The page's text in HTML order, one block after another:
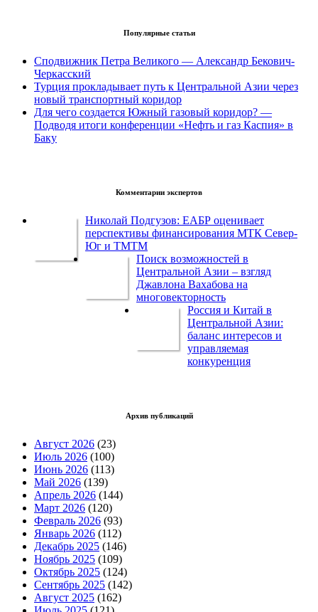
Популярные статьи
Сподвижник Петра Великого — Александр Бекович-
Черкасский
Турция прокладывает путь к Центральной Азии через
новый транспортный коридор
Для чего создается Южный газовый коридор? —
Подводя итоги конференции «Нефть и газ Каспия» в
Баку
Комментарии экспертов
Николай Подгузов: ЕАБР оценивает
перспективы финансирования МТК Север-
Юг и ТМТМ
Поиск возможностей в
Центральной Азии – взгляд
Джавлона Вахабова на
многовекторность
Россия и Китай в
Центральной Азии:
баланс интересов и
управляемая
конкуренция
Архив публикаций
Август 2026 (23)
Июль 2026 (100)
Июнь 2026 (113)
Май 2026 (139)
Апрель 2026 (144)
Март 2026 (120)
Февраль 2026 (93)
Январь 2026 (112)
Декабрь 2025 (146)
Ноябрь 2025 (109)
Октябрь 2025 (124)
Сентябрь 2025 (142)
Август 2025 (162)